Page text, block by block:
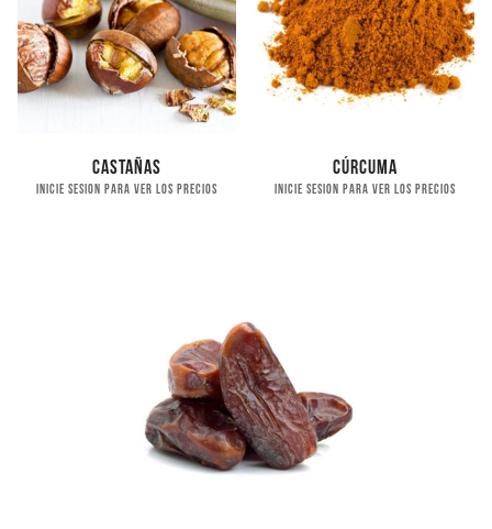
Castañas
Inicie sesion para ver los precios
Cúrcuma
Inicie sesion para ver los precios